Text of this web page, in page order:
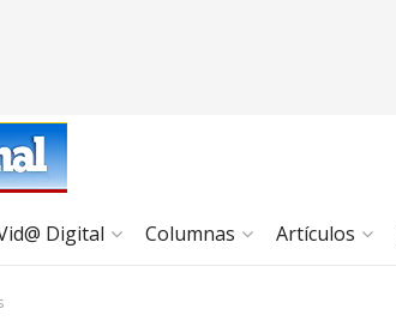
Digital Columnas Artículos